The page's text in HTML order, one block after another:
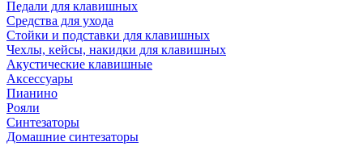
Педали для клавишных
Средства для ухода
Стойки и подставки для клавишных
Чехлы, кейсы, накидки для клавишных
Акустические клавишные
Аксессуары
Пианино
Рояли
Синтезаторы
Домашние синтезаторы